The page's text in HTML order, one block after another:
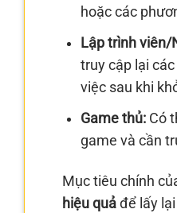
hoặc các
Lập trình viên/
truy cập lại
việc sau khi
Game thủ:Có
game và cần
Mục tiêu chính
hiệu quảđể lấy lại